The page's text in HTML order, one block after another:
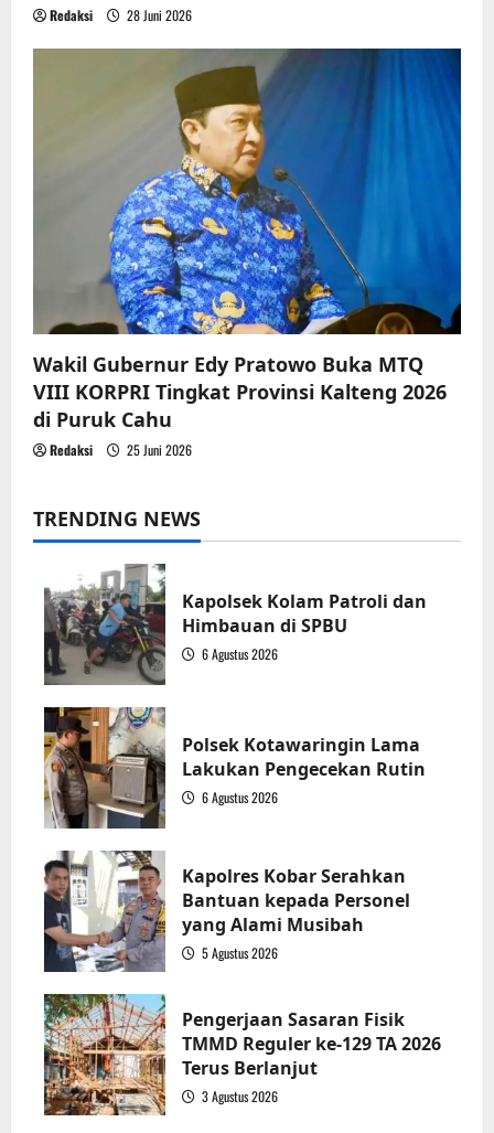
Redaksi 28 Juni 2026
Wakil Gubernur Edy Pratowo Buka MTQ
VIII KORPRI Tingkat Provinsi Kalteng 2026
di Puruk Cahu
Redaksi 25 Juni 2026
TRENDING NEWS
Kapolsek Kolam Patroli dan
Himbauan di SPBU
6 Agustus 2026
Polsek Kotawaringin Lama
Lakukan Pengecekan Rutin
6 Agustus 2026
Kapolres Kobar Serahkan
Bantuan kepada Personel
yang Alami Musibah
5 Agustus 2026
Pengerjaan Sasaran Fisik
TMMD Reguler ke-129 TA 2026
Terus Berlanjut
3 Agustus 2026